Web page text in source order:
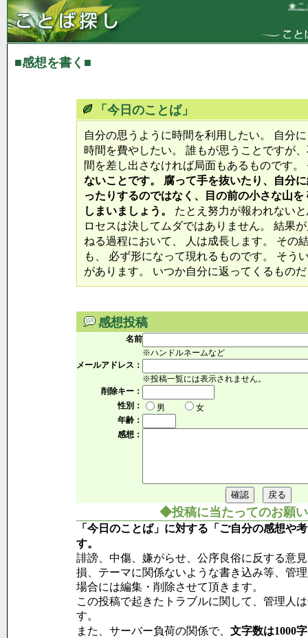
★これ
■感想を書く■
「今日のことば」
自分の思うように時間を利用したい。 自分
時間を費やしたい。 誰もが思うことですが
間を差し出さなければ局面もあるものです。
ないことです。 腐って手を抜いたり、自分
ったりするのではなく、目の前の小さな山
しまいましょう。
たとえ努力が報われない
ロセスは決してムダではありません。 結果
ねる過程において、 人は成長します。 その
も、 必ず形になって現れるものです。 そう
があります。 いつか自分に返ってくるもの
感想投稿
名前
※ハンドルネームなど
メールアドレス：
※投稿一覧には表示されません。
削除キー：
性別：
男
女
年齢：
感想：
◆投稿に当たってのお願
「今日のことば」に対する「ご自分の感想や
す。
誹謗、中傷、嫌がらせ、公序良俗に反する意
損、テーマに関係ないような書き込み等、管
場合には編集・削除させて頂きます。
この投稿で起きたトラブルに関して、管理人
す。
また、サーバー負荷の関係で、 文字数は1000